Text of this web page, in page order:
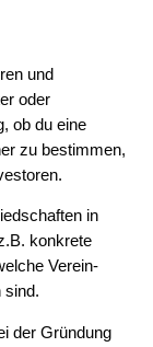
und
oder
ob du eine
zu bestimmen,
in
konkrete
Verein-
sind.
der Gründung